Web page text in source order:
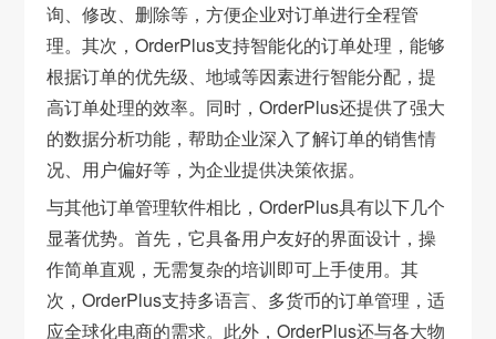
询、修改、删除等，方便企业对订单进行全程管
理。其次，OrderPlus支持智能化的订单处理，能够
根据订单的优先级、地域等因素进行智能分配，提
高订单处理的效率。同时，OrderPlus还提供了强大
的数据分析功能，帮助企业深入了解订单的销售情
况、用户偏好等，为企业提供决策依据。
与其他订单管理软件相比，OrderPlus具有以下几个
显著优势。首先，它具备用户友好的界面设计，操
作简单直观，无需复杂的培训即可上手使用。其
次，OrderPlus支持多语言、多货币的订单管理，适
应全球化电商的需求。此外，OrderPlus还与各大物